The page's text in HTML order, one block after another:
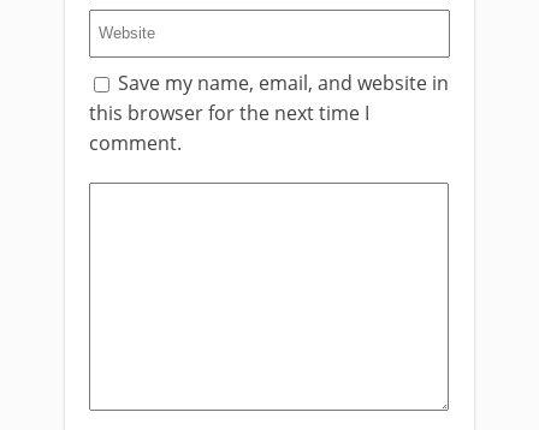
Save my name, email, and website in
this browser for the next time I
comment.